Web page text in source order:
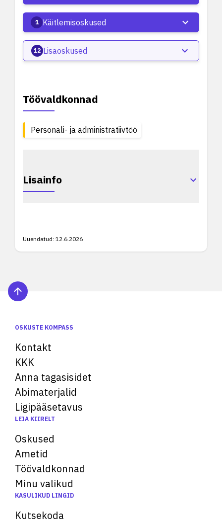
1 Käitlemisoskused
12 Lisaoskused
Töövaldkonnad
Personali- ja administratiivtöö
Lisainfo
Uuendatud: 12.6.2026
OSKUSTE KOMPASS
Kontakt
KKK
Anna tagasisidet
Abimaterjalid
Ligipääsetavus
LEIA KIIRELT
Oskused
Ametid
Töövaldkonnad
Minu valikud
KASULIKUD LINGID
Kutsekoda